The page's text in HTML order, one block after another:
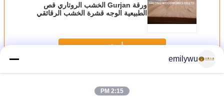
ورقة Gurjan الخشب الروتاري قص
الطبيعية الوجه قشرة الخشب الرقائقي
استمر
أكثردوّار قطعة قشرة
emilywu
2:15 PM